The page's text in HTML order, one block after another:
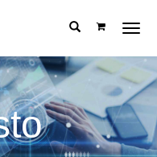
Menu